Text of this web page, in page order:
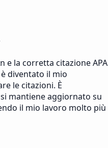
e la corretta citazione APA
diventato il mio
le citazioni. È
mantiene aggiornato su
il mio lavoro molto più